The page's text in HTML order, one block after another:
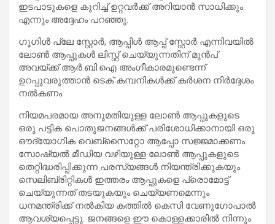
ഇടപാടുകളെ കുറിച്ച് ഉറ്റവർക്ക് അറിയാൻ സാധിക്കും
എന്നും അദ്ദേഹം പറഞ്ഞു.
ഗൂഗിൾ പ്ലേ സ്റ്റോർ, ആപ്പിൾ ആപ്പ് സ്റ്റോർ എന്നിവയിൽ
ലോൺ ആപ്പുകൾ ലിസ്റ്റ് ചെയ്യുന്നതിന് മുൻപ്
അവയ്ക്ക് ആർ.ബി.ഐ അംഗീകാരമുണ്ടെന്ന്
ഉറപ്പുവരുത്താൻ ടെക് കമ്പനികൾക്ക് കർശന നിർദ്ദേശം
നൽകണം.
നിയമപരമായ അനുമതിയുള്ള ലോൺ ആപ്പുകളുടെ
ഒരു പട്ടിക പൊതുജനങ്ങൾക്ക് പരിശോധിക്കാനായി ഒരു
ഔദ്യോഗിക വെബ്സൈറ്റോ ആപ്പോ സജ്ജമാക്കണം.
സോഷ്യൽ മീഡിയ വഴിയുള്ള ലോൺ ആപ്പുകളുടെ
തെറ്റിദ്ധരിപ്പിക്കുന്ന പരസ്യങ്ങൾ നിയന്ത്രിക്കുകയും
സെലിബ്രിറ്റികൾ ഇത്തരം ആപ്പുകളെ പ്രൊമോട്ട്
ചെയ്യുന്നത് തടയുകയും ചെയ്യണമെന്നും
ധനമന്ത്രിക്ക് നൽകിയ കത്തിൽ കെസി വേണുഗോപാൽ
ആവശ്യപ്പെട്ടു. ജനങ്ങളെ ഈ കൊള്ളക്കാരിൽ നിന്നും